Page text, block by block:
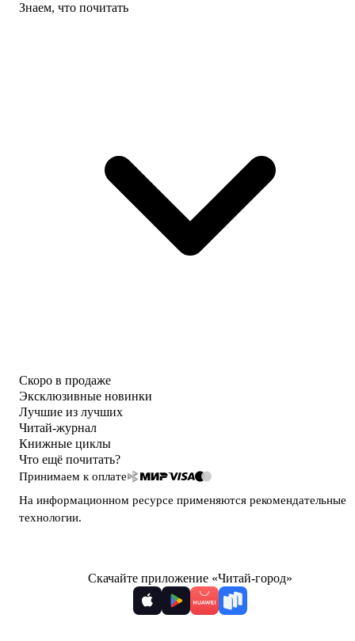
Знаем, что почитать
Скоро в продаже
Эксклюзивные новинки
Лучшие из лучших
Читай-журнал
Книжные циклы
Что ещё почитать?
Принимаем к оплате
На информационном ресурсе применяются рекомендательные
технологии.
Скачайте приложение «Читай-город»